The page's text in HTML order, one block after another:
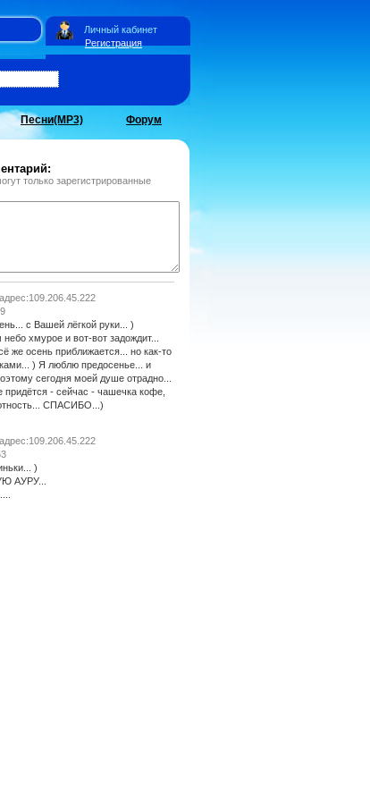
Регистрация
Личный кабинет
Песни(MP3) Форум
только зарегистрированные
с Вашей лёгкой руки... )
хмурое и вот-вот задождит...
же осень приближается... но как-то
) Я люблю предосенье... и
сегодня моей душе отрадно...
придётся - сейчас - чашечка кофе,
СПАСИБО...)
)
АУРУ...